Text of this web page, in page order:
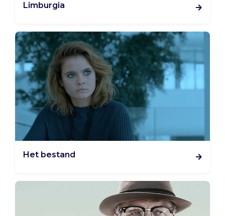
Limburgia
Het bestand